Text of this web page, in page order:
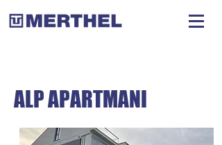
ALP APARTMANI